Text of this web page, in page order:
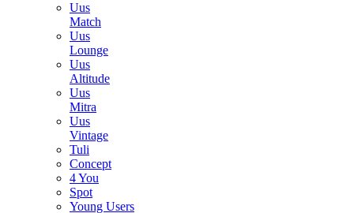
Uus
Match
Uus
Lounge
Uus
Altitude
Uus
Mitra
Uus
Vintage
Tuli
Concept
4 You
Spot
Young Users